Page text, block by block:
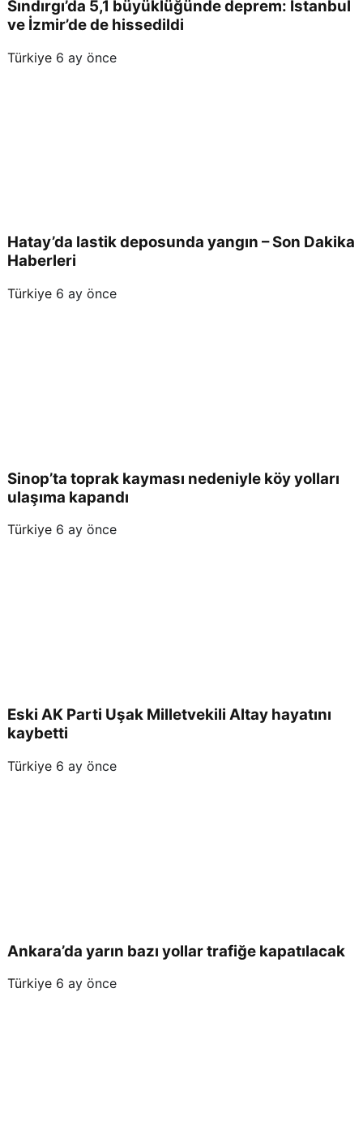
bett
Sındırgı’da 5,1 büyüklüğünde deprem: İstanbul
ve İzmir’de de hissedildi
Türkiye 6 ay önce
Hatay’da lastik deposunda yangın – Son Dakika
Haberleri
Türkiye 6 ay önce
Sinop’ta toprak kayması nedeniyle köy yolları
ulaşıma kapandı
Türkiye 6 ay önce
Eski AK Parti Uşak Milletvekili Altay hayatını
kaybetti
Türkiye 6 ay önce
Ankara’da yarın bazı yollar trafiğe kapatılacak
Türkiye 6 ay önce